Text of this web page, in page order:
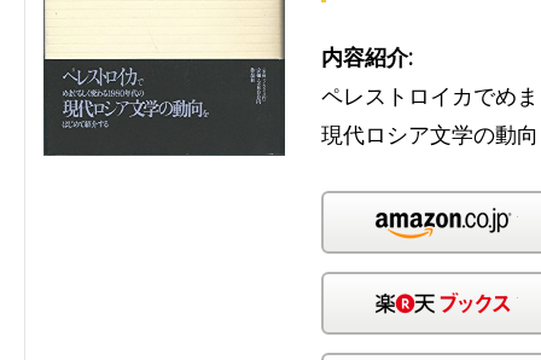
内容紹介:
ペレストロイカでめ
現代ロシア文学の動